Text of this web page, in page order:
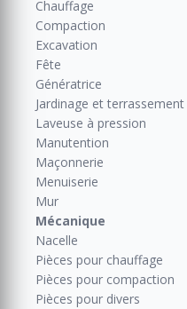
Chauffage
Compaction
Excavation
Fête
Génératrice
Jardinage et terrassement
Laveuse à pression
Manutention
Maçonnerie
Menuiserie
Mur
Mécanique
Nacelle
Pièces pour chauffage
Pièces pour compaction
Pièces pour divers